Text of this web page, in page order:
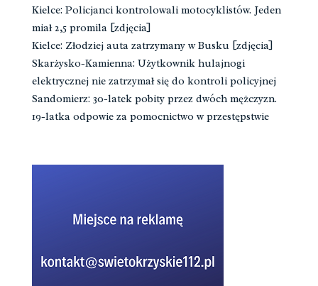
Kielce: Policjanci kontrolowali motocyklistów. Jeden
miał 2,5 promila [zdjęcia]
Kielce: Złodziej auta zatrzymany w Busku [zdjęcia]
Skarżysko-Kamienna: Użytkownik hulajnogi
elektrycznej nie zatrzymał się do kontroli policyjnej
Sandomierz: 30-latek pobity przez dwóch mężczyzn.
19-latka odpowie za pomocnictwo w przestępstwie